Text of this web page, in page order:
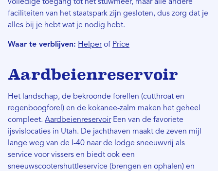
volledige toegang tot het stuwmeer, maar alle andere
faciliteiten van het staatspark zijn gesloten, dus zorg dat je
alles bij je hebt wat je nodig hebt.
Waar te verblijven: Helperof Price
Aardbeienreservoir
Het landschap, de bekroonde forellen (cutthroat en
regenboogforel) en de kokanee-zalm maken het geheel
compleet. AardbeienreservoirEen van de favoriete
ijsvislocaties in Utah. De jachthaven maakt de zeven mijl
lange weg van de I-40 naar de lodge sneeuwvrij als
service voor vissers en biedt ook een
sneeuwscootershuttleservice (brengen en ophalen) en